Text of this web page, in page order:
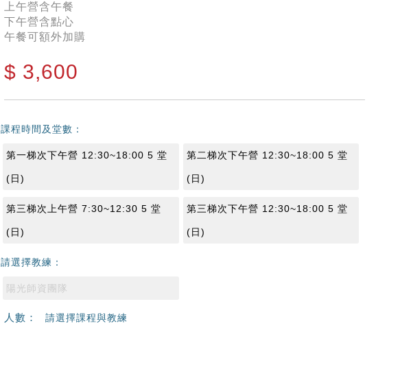
上午營含午餐
下午營含點心
午餐可額外加購
$ 3,600
課程時間及堂數：
第一梯次下午營 12:30~18:00 5 堂
(日)
第二梯次下午營 12:30~18:00 5 堂
(日)
第三梯次上午營 7:30~12:30 5 堂
(日)
第三梯次下午營 12:30~18:00 5 堂
(日)
請選擇教練：
陽光師資團隊
人數： 請選擇課程與教練